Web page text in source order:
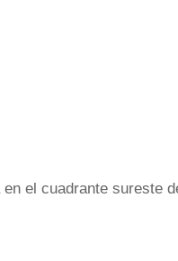
el cuadrante sureste